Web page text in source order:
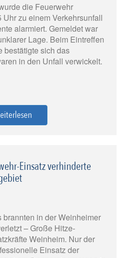
die Feuerwehr
zu einem Verkehrsunfall
alarmiert. Gemeldet war
Lage. Beim Eintreffen
bestätigte sich das
in den Unfall verwickelt.
Einsatz verhinderte
in der Weinheimer
– Große Hitze-
Weinheim. Nur der
Einsatz der